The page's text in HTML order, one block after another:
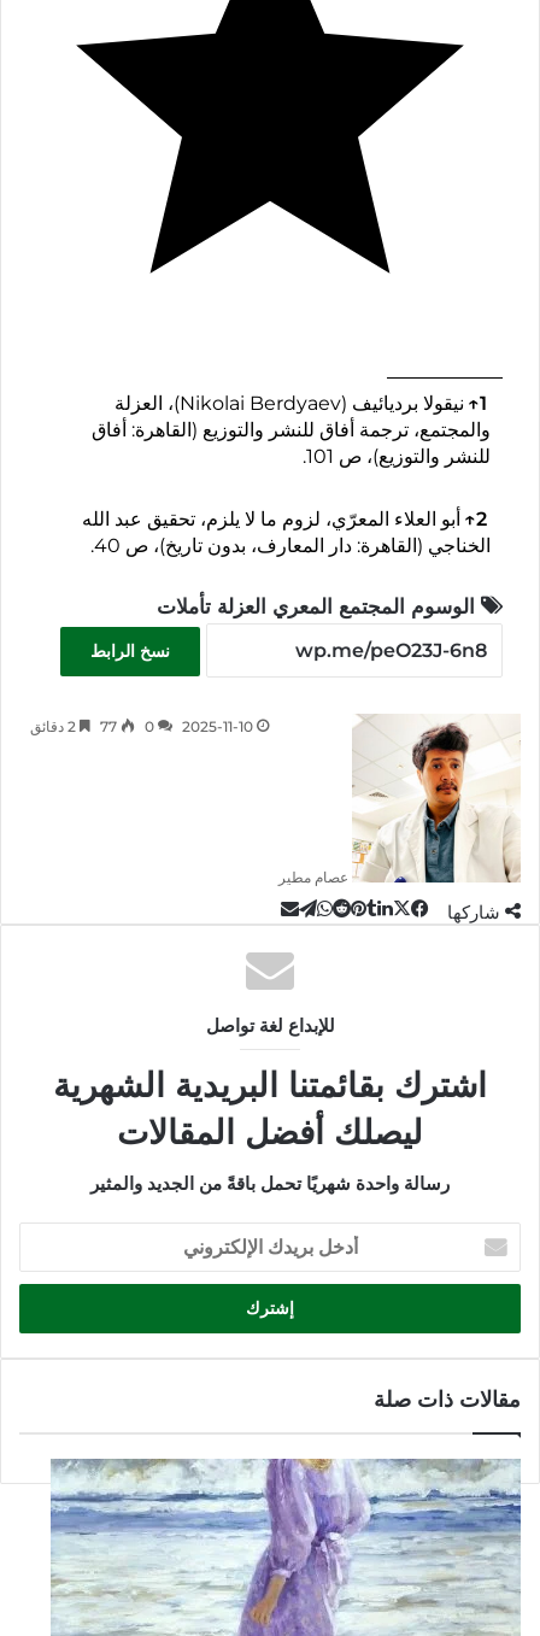
1
↑
نيقولا برديائيف (Nikolai Berdyaev)، العزلة
والمجتمع، ترجمة ‎أفاق للنشر والتوزيع‎ (القاهرة: أفاق
للنشر والتوزيع)، ص 101.
2
↑ أبو العلاء المعرّي، لزوم ما لا يلزم، تحقيق عبد الله
الخناجي (القاهرة: دار المعارف، بدون تاريخ)، ص 40.
الوسوم المجتمع المعري العزلة تأملات
نسخ الرابط
عصام مطير
2025-11-10
0
77
شاركها فيسبوك‫Xلينكدإن
بينتيريست
واتساب
تيلقرام
مشاركة
البريد
للإبداع لغة تواصل
اشترك بقائمتنا البريدية الشهرية
ليصلك أفضل المقالات
رسالة واحدة شهريًا تحمل باقةً من الجديد والمثير
أدخل
بريدك
الإلكتروني
مقالات ذات صلة